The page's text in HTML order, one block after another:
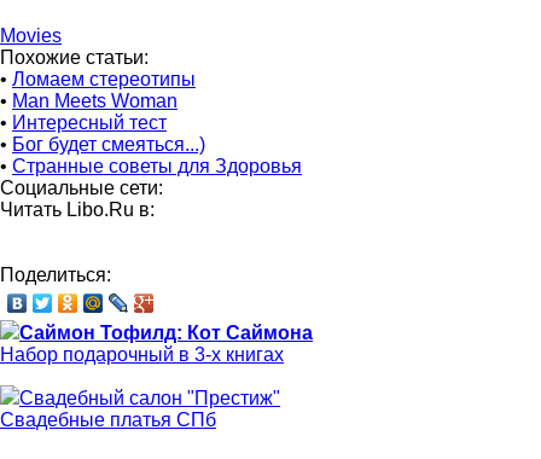
Movies
Похожие статьи:
• Ломаем стереотипы
• Man Meets Woman
• Интересный тест
• Бог будет смеяться...)
• Странные советы для Здоровья
Социальные сети:
Читать Libo.Ru в:
Поделиться:
Саймон Тофилд: Кот Саймона
Набор подарочный в 3-х книгах
Свадебный салон "Престиж"
Свадебные платья СПб